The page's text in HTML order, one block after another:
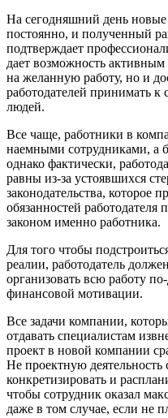
На сегодняшний день
постоянно, и полученный
подтверждает
дает возможность
на желанную работу, но и
работодателей принимать
людей.
Все чаще, работники в
наемными сотрудниками, а
однако фактически,
равны из-за устоявшихся
законодательства, которое
обязанностей
законом именно работника.
Для того чтобы
реалии, работодатель
организовать всю работу
финансовой мотивации.
Все задачи компании,
отдавать специалистам
проект в новой компании
Не проектную деятельность
конкретизировать и
чтобы сотрудник оказал
даже в том случае, если не